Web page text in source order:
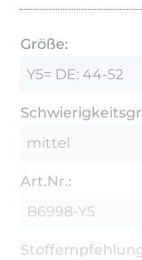
Größe:
Y5= DE: 44-52
mittel
Art.Nr.:
B6998-Y5